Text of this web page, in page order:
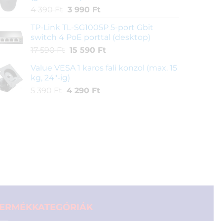
990 Ft.
4 390 Ft Original
was:
4
390 Ft.
3 990 FtCurrent
is:
3
990 Ft.
TP-Link TL-SG1005P 5-port Gbit
switch 4 PoE porttal (desktop)
17 590 Ft Original
was:
17
590 Ft.
15 590 FtCurrent
is:
Value VESA 1 karos fali konzol (max. 15
kg, 24"-ig)
5 390 Ft Original
4 290 FtCurrent